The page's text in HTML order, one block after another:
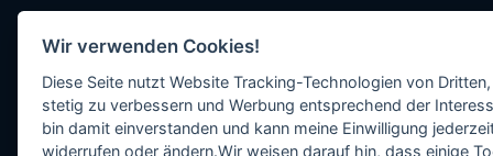
Wir verwenden Cookies!
Diese Seite nutzt Website Tracking-Technologien von
stetig zu verbessern und Werbung entsprechend der
bin damit einverstanden und kann meine Einwilligung
widerrufen oder ändern.Wir weisen darauf hin, dass einige